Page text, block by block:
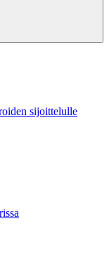
sijoittelulle